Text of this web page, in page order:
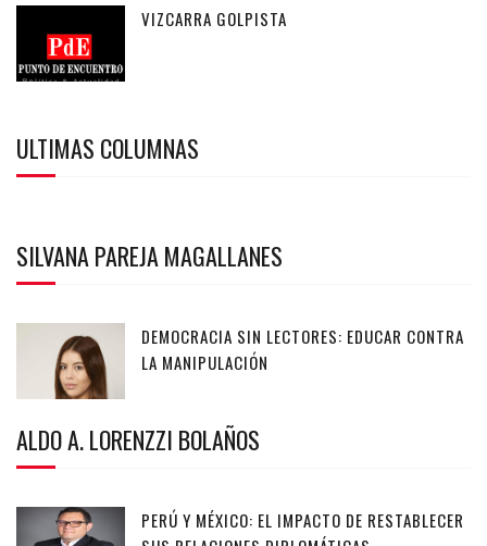
VIZCARRA GOLPISTA
ULTIMAS COLUMNAS
SILVANA PAREJA MAGALLANES
DEMOCRACIA SIN LECTORES: EDUCAR CONTRA
LA MANIPULACIÓN
ALDO A. LORENZZI BOLAÑOS
PERÚ Y MÉXICO: EL IMPACTO DE RESTABLECER